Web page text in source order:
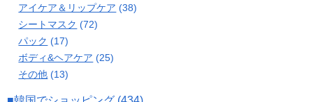
アイケア＆リップケア (38)
シートマスク (72)
パック (17)
ボディ&ヘアケア (25)
その他 (13)